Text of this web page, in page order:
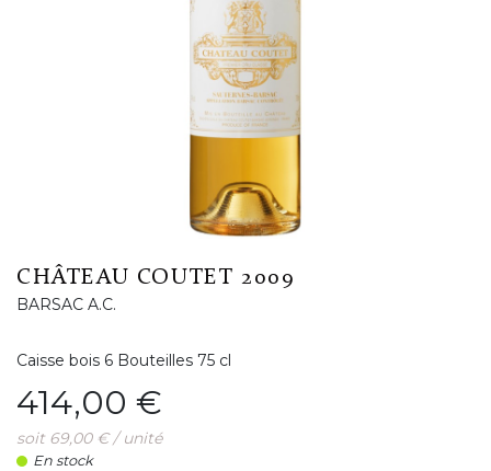
CHÂTEAU COUTET 2009
BARSAC A.C.
Caisse bois 6 Bouteilles 75 cl
Prix
414,00 €
soit 69,00 € / unité
En stock